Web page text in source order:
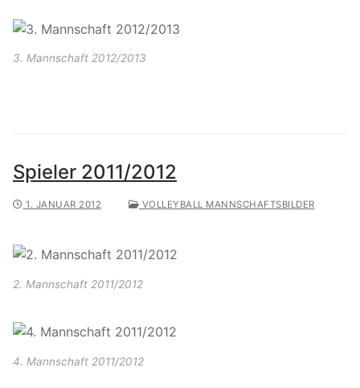
3. Mannschaft 2012/2013
Spieler 2011/2012
1. JANUAR 2012 VOLLEYBALL MANNSCHAFTSBILDER
2. Mannschaft 2011/2012
4. Mannschaft 2011/2012